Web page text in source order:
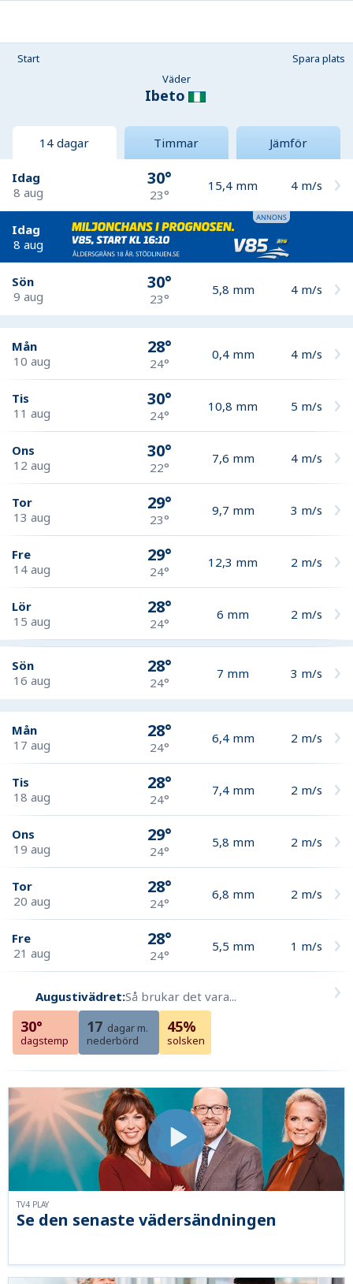
Start
Spara plats
Väder
Ibeto
14 dagar Timmar Jämför
Idag
8 aug
30°
23°
15,4 mm 4 m/s
Idag
8 aug
Sön
9 aug
30°
23°
5,8 mm 4 m/s
Mån
10 aug
28°
24°
0,4 mm 4 m/s
Tis
11 aug
30°
24°
10,8 mm 5 m/s
Ons
12 aug
30°
22°
7,6 mm 4 m/s
Tor
13 aug
29°
23°
9,7 mm 3 m/s
Fre
14 aug
29°
24°
12,3 mm 2 m/s
Lör
15 aug
28°
24°
6 mm 2 m/s
Sön
16 aug
28°
24°
7 mm 3 m/s
Mån
17 aug
28°
24°
6,4 mm 2 m/s
Tis
18 aug
28°
24°
7,4 mm 2 m/s
Ons
19 aug
29°
24°
5,8 mm 2 m/s
Tor
20 aug
28°
24°
6,8 mm 2 m/s
Fre
21 aug
28°
24°
5,5 mm 1 m/s
Augustivädret:Så brukar det vara...
30°
dagstemp
17 dagar m.
nederbörd
45%
solsken
Se den senaste vädersändningen
TV4 PLAY